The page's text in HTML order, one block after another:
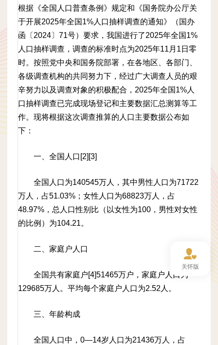
根据《全国人口普查条例》规定和《国务院办公厅关
于开展2025年全国1%人口抽样调查的通知》（国办
函〔2024〕71号）要求，我国进行了2025年全国1%
人口抽样调查，调查的标准时点为2025年11月1日零
时。按照党中央和国务院部署，在各地区、各部门、
各级调查机构的共同努力下，经过广大调查人员的艰
辛努力以及调查对象的积极配合，2025年全国1%人
口抽样调查已完成现场登记和主要数据汇总测算等工
作。现将根据这次调查推算的人口主要数据公布如
下：
一、全国人口[2][3]
全国人口为140545万人，其中男性人口为71722
万人，占51.03%；女性人口为68823万人，占
48.97%，总人口性别比（以女性为100，男性对女性
的比例）为104.21。
二、家庭户人口
全国共有家庭户[4]51465万户，家庭户人口为
129685万人。平均每个家庭户人口为2.52人。
三、年龄构成
全国人口中，0—14岁人口为21436万人，占
关怀版